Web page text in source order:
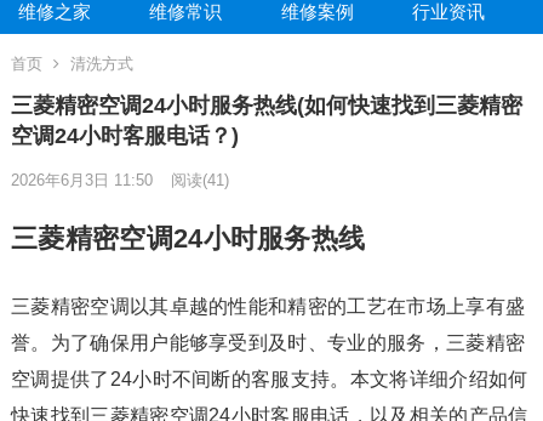
维修之家
维修常识 维修案例 行业资讯
首页 清洗方式
三菱精密空调24小时服务热线(如何快速找到三菱精密
空调24小时客服电话？)
2026年6月3日 11:50 阅读(41)
三菱精密空调24小时服务热线
三菱精密空调以其卓越的性能和精密的工艺在市场上享有盛
誉。为了确保用户能够享受到及时、专业的服务，三菱精密
空调提供了24小时不间断的客服支持。本文将详细介绍如何
快速找到三菱精密空调24小时客服电话，以及相关的产品信